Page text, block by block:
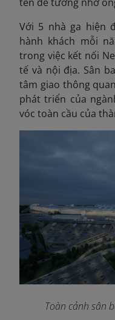
Với 5 nhà ga hiện
hành khách mỗi
trong việc kết nối
tế và nội địa. Sân
tâm giao thông
phát triển của
vóc toàn cầu của
Toàn cảnh sân